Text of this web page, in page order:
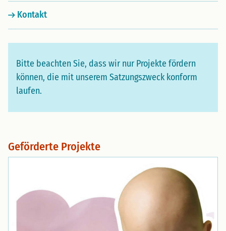
Kontakt
Bitte beachten Sie, dass wir nur Projekte fördern
können, die mit unserem Satzungszweck konform
laufen.
Geförderte Projekte